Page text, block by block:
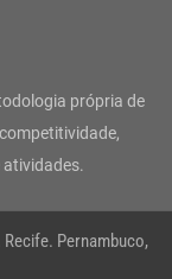
b
e
a
p
própria de
Pernambuco,